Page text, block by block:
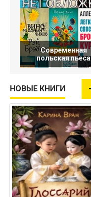
Современная
польская пьеса
НОВЫЕ КНИГИ